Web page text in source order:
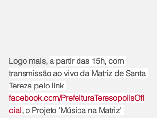
Logo mais, a partir das 15h, com
transmissão ao vivo da Matriz de Santa
Tereza pelo link
facebook.com/PrefeituraTeresopolisOfi
cial, o Projeto 'Música na Matriz'